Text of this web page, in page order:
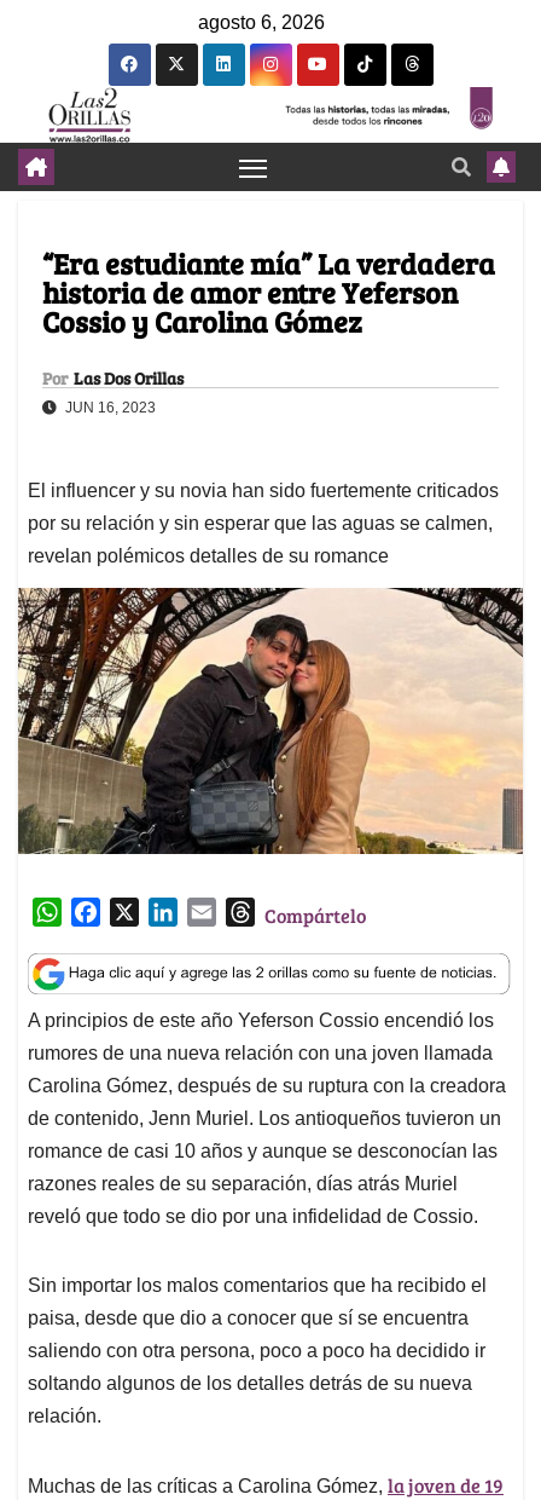
agosto 6, 2026
“Era estudiante mía” La verdadera
historia de amor entre Yeferson
Cossio y Carolina Gómez
Por Las Dos Orillas
JUN 16, 2023
El influencer y su novia han sido fuertemente criticados
por su relación y sin esperar que las aguas se calmen,
revelan polémicos detalles de su romance
W
a
t
s
A
p
p
c
e
b
o
o
k
n
k
e
d
I
n
a
i
l
T
r
e
a
d
s
Compártelo
A principios de este año Yeferson Cossio encendió los
rumores de una nueva relación con una joven llamada
Carolina Gómez, después de su ruptura con la creadora
de contenido, Jenn Muriel. Los antioqueños tuvieron un
romance de casi 10 años y aunque se desconocían las
razones reales de su separación, días atrás Muriel
reveló que todo se dio por una infidelidad de Cossio.
Sin importar los malos comentarios que ha recibido el
paisa, desde que dio a conocer que sí se encuentra
saliendo con otra persona, poco a poco ha decidido ir
soltando algunos de los detalles detrás de su nueva
relación.
Muchas de las críticas a Carolina Gómez, la joven de 19